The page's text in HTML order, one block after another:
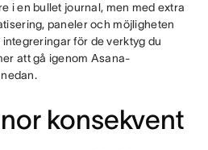
i en bullet journal, men med extra
paneler och möjligheten
för de verktyg du
att gå igenom Asana-
konsekvent